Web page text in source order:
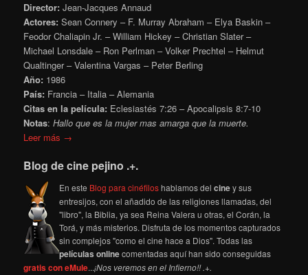
Director: Jean-Jacques Annaud
Actores: Sean Connery – F. Murray Abraham – Elya Baskin –
Feodor Chaliapin Jr. – William Hickey – Christian Slater –
Michael Lonsdale – Ron Perlman – Volker Prechtel – Helmut
Qualtinger – Valentina Vargas – Peter Berling
Año: 1986
País: Francia – Italia – Alemania
Citas en la película: Eclesiastés 7:26 – Apocalipsis 8:7-10
Notas:Hallo que es la mujer mas amarga que la muerte.
Leer más →
Blog de cine pejino .+.
En este Blog para cinéfiloshablamos delciney sus
entresijos, con el añadido de las religiones llamadas, del
"libro", la Biblia, ya sea Reina Valera u otras, el Corán, la
Torá, y más misterios. Disfruta de los momentos capturados
sin complejos "como el cine hace a Dios". Todas las
películas onlinecomentadas aquí han sido conseguidas
gratis con eMule...¡Nos veremos en el Infierno!! .+.